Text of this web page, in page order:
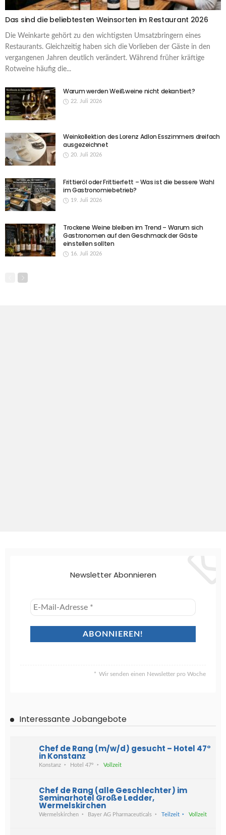
Das sind die beliebtesten Weinsorten im Restaurant 2026
Die Weinkarte gehört zu den wichtigsten Umsatzbringern eines
Restaurants. Gleichzeitig haben sich die Vorlieben der Gäste in den
vergangenen Jahren deutlich verändert. Während früher kräftige
Rotweine häufig die...
Warum werden Weißweine nicht dekantiert?
22. Juli 2026
Weinkollektion des Lorenz Adlon Esszimmers dreifach
ausgezeichnet
20. Juli 2026
Frittieröl oder Frittierfett – Was ist die bessere Wahl
im Gastronomiebetrieb?
19. Juli 2026
Trockene Weine bleiben im Trend – Warum sich
Gastronomen auf den Geschmack der Gäste
einstellen sollten
16. Juli 2026
Newsletter Abonnieren
Wir senden einen Newsletter pro Woche
Interessante Jobangebote
Chef de Rang (m/w/d) gesucht – Hotel 47°
in Konstanz
Konstanz Hotel 47° Vollzeit
Chef de Rang (alle Geschlechter) im
Seminarhotel Große Ledder,
Wermelskirchen
Wermelskirchen Bayer AG Pharmaceuticals Teilzeit Vollzeit